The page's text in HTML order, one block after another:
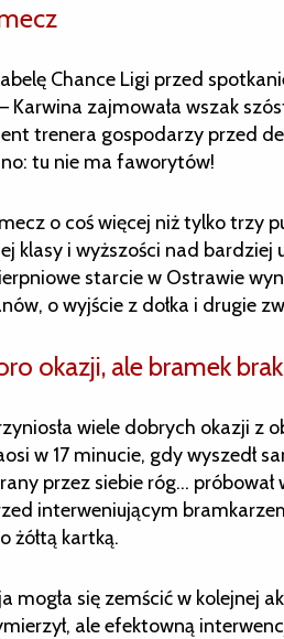
Chance Ligi przed
Karwina zajmowała wszak
trenera gospodarzy przed
tu nie ma faworytów!
o coś więcej niż tylko trzy
klasy i wyższości nad bardziej
starcie w Ostrawie
o wyjście z dołka i drugie
okazji, ale bramek brak
wiele dobrych okazji z
w 17 minucie, gdy wyszedł
przez siebie róg… próbował
interweniującym
żółtą kartką.
mogła się zemścić w kolejnej
ale efektowną